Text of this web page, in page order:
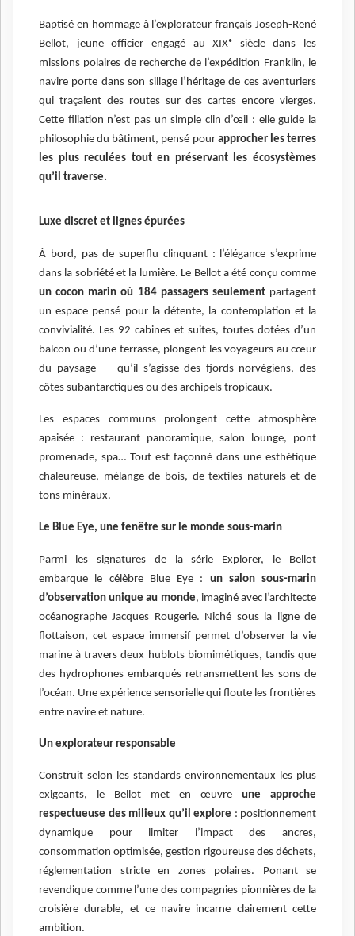
Baptisé en hommage à l’explorateur français Joseph-René
Bellot, jeune officier engagé au XIXᵉ siècle dans les
missions polaires de recherche de l’expédition Franklin, le
navire porte dans son sillage l’héritage de ces aventuriers
qui traçaient des routes sur des cartes encore vierges.
Cette filiation n’est pas un simple clin d’œil : elle guide la
philosophie du bâtiment, pensé pour approcher les terres
les plus reculées tout en préservant les écosystèmes
qu’il traverse.
Luxe discret et lignes épurées
À bord, pas de superflu clinquant : l’élégance s’exprime
dans la sobriété et la lumière. Le Bellot a été conçu comme
un cocon marin où 184 passagers seulementpartagent
un espace pensé pour la détente, la contemplation et la
convivialité. Les 92 cabines et suites, toutes dotées d’un
balcon ou d’une terrasse, plongent les voyageurs au cœur
du paysage — qu’il s’agisse des fjords norvégiens, des
côtes subantarctiques ou des archipels tropicaux.
Les espaces communs prolongent cette atmosphère
apaisée : restaurant panoramique, salon lounge, pont
promenade, spa… Tout est façonné dans une esthétique
chaleureuse, mélange de bois, de textiles naturels et de
tons minéraux.
Le Blue Eye, une fenêtre sur le monde sous-marin
Parmi les signatures de la série Explorer, le Bellot
embarque le célèbre Blue Eye : un salon sous-marin
d’observation unique au monde, imaginé avec l’architecte
océanographe Jacques Rougerie. Niché sous la ligne de
flottaison, cet espace immersif permet d’observer la vie
marine à travers deux hublots biomimétiques, tandis que
des hydrophones embarqués retransmettent les sons de
l’océan. Une expérience sensorielle qui floute les frontières
entre navire et nature.
Un explorateur responsable
Construit selon les standards environnementaux les plus
exigeants, le Bellot met en œuvre une approche
respectueuse des milieux qu’il explore : positionnement
dynamique pour limiter l’impact des ancres,
consommation optimisée, gestion rigoureuse des déchets,
réglementation stricte en zones polaires. Ponant se
revendique comme l’une des compagnies pionnières de la
croisière durable, et ce navire incarne clairement cette
ambition.